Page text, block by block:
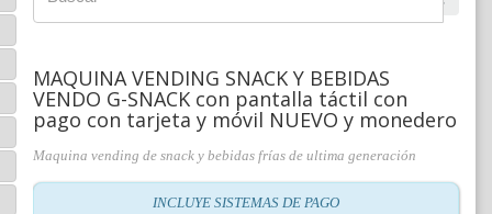
MAQUINA VENDING SNACK Y BEBIDAS
VENDO G-SNACK con pantalla táctil con
pago con tarjeta y móvil NUEVO y monedero
Maquina vending de snack y bebidas frías de ultima generación
INCLUYE SISTEMAS DE PAGO